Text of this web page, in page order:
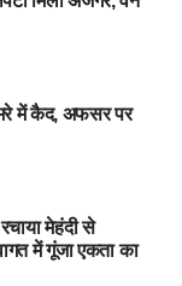
में कैद, अफसर पर
मेहंदी से
में गूंजा एकता का